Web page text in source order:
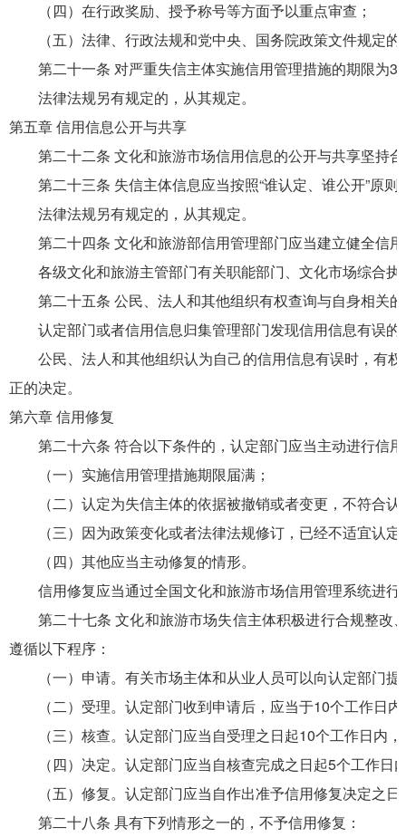
（四）在行政奖励、授予称号等方面予以重点审查；
（五）法律、行政法规和党中央、国务院政策文件规定的
第二十一条 对严重失信主体实施信用管理措施的期限为3
法律法规另有规定的，从其规定。
第五章 信用信息公开与共享
第二十二条 文化和旅游市场信用信息的公开与共享坚持
第二十三条 失信主体信息应当按照“谁认定、谁公开”原则
法律法规另有规定的，从其规定。
第二十四条 文化和旅游部信用管理部门应当建立健全信用
各级文化和旅游主管部门有关职能部门、文化市场综合执
第二十五条 公民、法人和其他组织有权查询与自身相关
认定部门或者信用信息归集管理部门发现信用信息有误的
公民、法人和其他组织认为自己的信用信息有误时，有权
正的决定。
第六章 信用修复
第二十六条 符合以下条件的，认定部门应当主动进行信
（一）实施信用管理措施期限届满；
（二）认定为失信主体的依据被撤销或者变更，不符合认
（三）因为政策变化或者法律法规修订，已经不适宜认定
（四）其他应当主动修复的情形。
信用修复应当通过全国文化和旅游市场信用管理系统进行
第二十七条 文化和旅游市场失信主体积极进行合规整改
遵循以下程序：
（一）申请。有关市场主体和从业人员可以向认定部门提
（二）受理。认定部门收到申请后，应当于10个工作日内
（三）核查。认定部门应当自受理之日起10个工作日内，
（四）决定。认定部门应当自核查完成之日起5个工作日
（五）修复。认定部门应当自作出准予信用修复决定之日
第二十八条 具有下列情形之一的，不予信用修复：